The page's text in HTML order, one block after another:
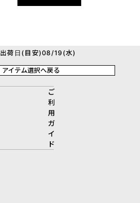
荷日(目安)08/19(水)
アイテム選択へ戻る
ご
利
用
ガ
イ
ド